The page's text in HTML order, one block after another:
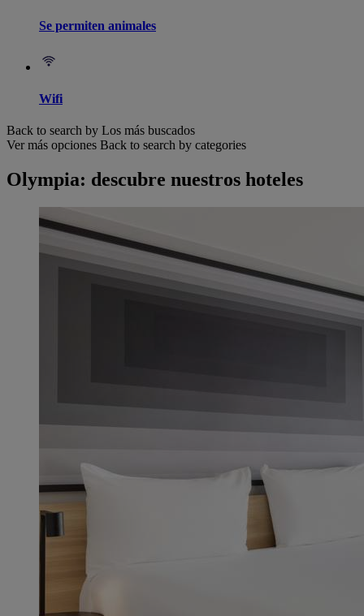
Se permiten animales
Wifi
Back to search by Los más buscados
Ver más opciones Back to search by categories
Olympia: descubre nuestros hoteles